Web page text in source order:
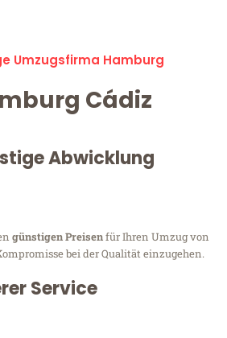
Umzugsfirma Hamburg
Cádiz
Abwicklung
günstigen Preisenfür Ihren Umzug von
bei der Qualität einzugehen.
Service